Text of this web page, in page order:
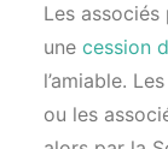
Les
une cession
l’amiable.
ou les